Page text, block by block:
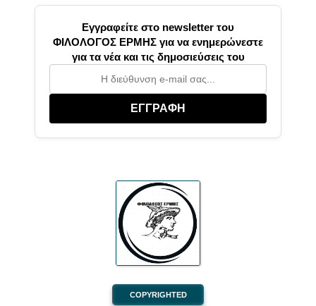
Εγγραφείτε στο newsletter του
ΦΙΛΟΛΟΓΟΣ ΕΡΜΗΣ για να ενημερώνεστε
για τα νέα και τις δημοσιεύσεις του
ΕΓΓΡΑΦΗ
COPYRIGHTED